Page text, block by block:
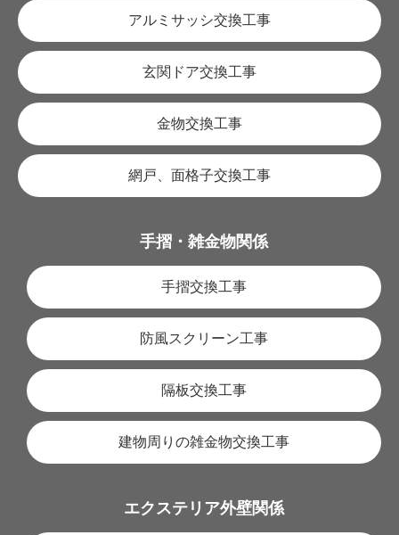
アルミサッシ交換工事
玄関ドア交換工事
金物交換工事
網戸、面格子交換工事
手摺・雑金物関係
手摺交換工事
防風スクリーン工事
隔板交換工事
建物周りの雑金物交換工事
エクステリア外壁関係